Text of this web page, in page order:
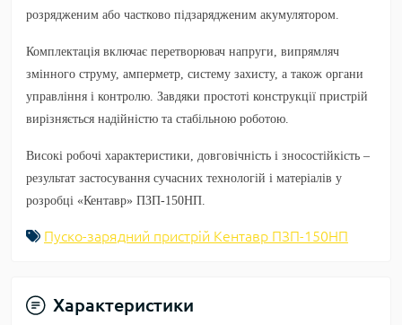
розрядженим або частково підзарядженим акумулятором.
Комплектація включає перетворювач напруги, випрямляч
змінного струму, амперметр, систему захисту, а також органи
управління і контролю. Завдяки простоті конструкції пристрій
вирізняється надійністю та стабільною роботою.
Високі робочі характеристики, довговічність і зносостійкість –
результат застосування сучасних технологій і матеріалів у
розробці «Кентавр» ПЗП-150НП.
Пуско-зарядний пристрій Кентавр ПЗП-150НП
Характеристики